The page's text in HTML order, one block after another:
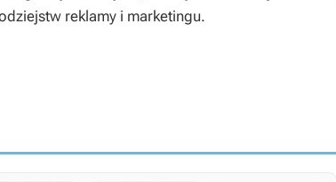
reklamy i marketingu.